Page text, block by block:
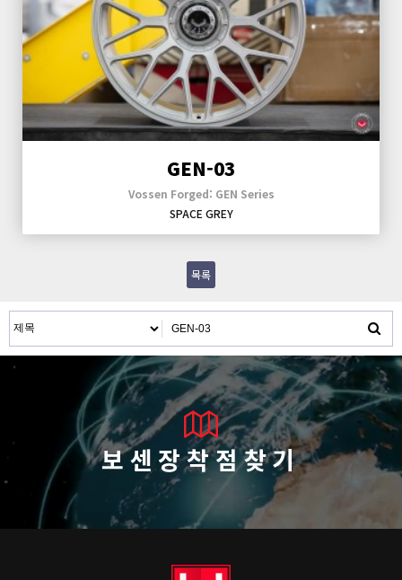
GEN-03
Vossen Forged: GEN Series
SPACE GREY
목록
보센장착점찾기